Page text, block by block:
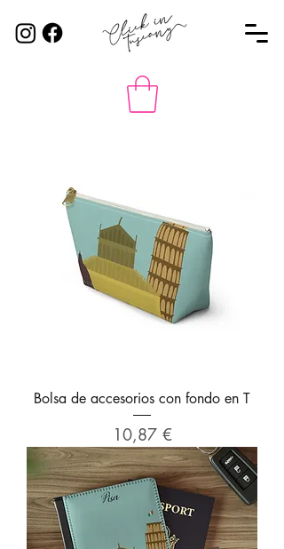
Bolsa de accesorios con fondo en T
Precio
10,87 €